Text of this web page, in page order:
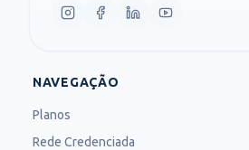
NAVEGAÇÃO
Planos
Rede Credenciada